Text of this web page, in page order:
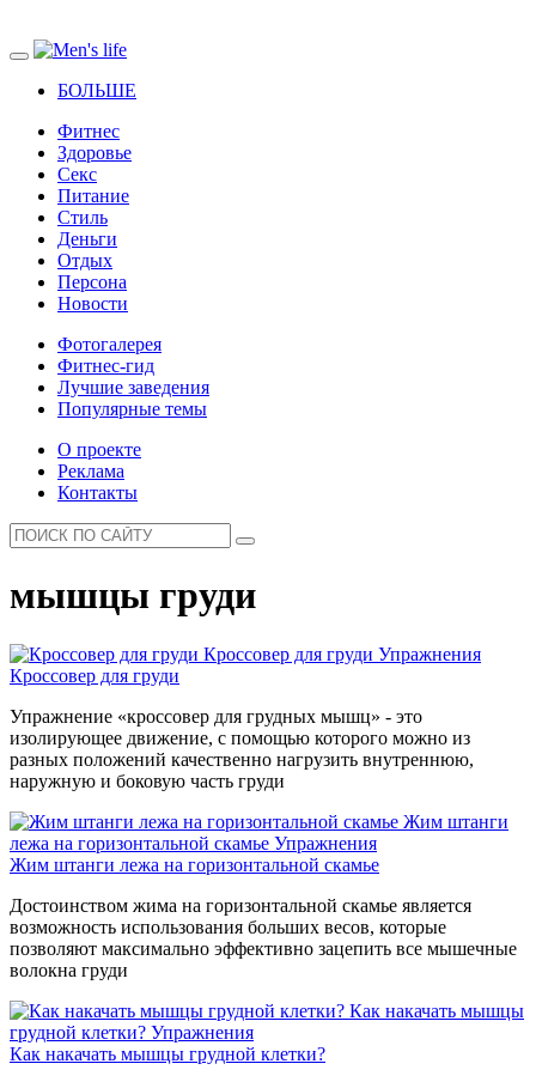
БОЛЬШЕ
Фитнес
Здоровье
Секс
Питание
Стиль
Деньги
Отдых
Персона
Новости
Фотогалерея
Фитнес-гид
Лучшие заведения
Популярные темы
О проекте
Реклама
Контакты
мышцы груди
Кроссовер для груди Упражнения
Кроссовер для груди
Упражнение «кроссовер для грудных мышц» - это
изолирующее движение, с помощью которого можно из
разных положений качественно нагрузить внутреннюю,
наружную и боковую часть груди
Жим штанги
лежа на горизонтальной скамье Упражнения
Жим штанги лежа на горизонтальной скамье
Достоинством жима на горизонтальной скамье является
возможность использования больших весов, которые
позволяют максимально эффективно зацепить все мышечные
волокна груди
Как накачать мышцы
грудной клетки? Упражнения
Как накачать мышцы грудной клетки?